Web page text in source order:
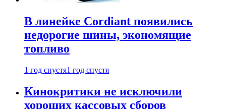
В линейке Cordiant появились
недорогие шины, экономящие
топливо
1 год спустя1 год спустя
Кинокритики не исключили
хороших кассовых сборов